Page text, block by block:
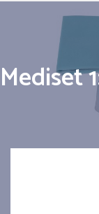
Mediset